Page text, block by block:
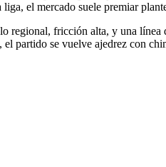
el mercado suele premiar
fricción alta, y una
partido se vuelve ajedrez con